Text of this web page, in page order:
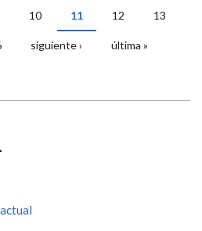
10 11 12 13
siguiente › última »